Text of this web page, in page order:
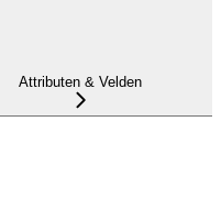
Attributen & Velden